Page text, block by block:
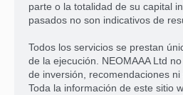
parte o la totalidad de su capital
pasados no son indicativos de
Todos los servicios se prestan
de la ejecución. NEOMAAA Ltd
de inversión, recomendaciones ni
Toda la información de este sitio